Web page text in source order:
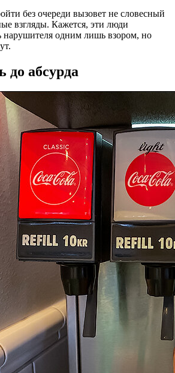
без очереди вызовет не словесный
взгляды. Кажется, эти люди
нарушителя одним лишь взором, но
до абсурда